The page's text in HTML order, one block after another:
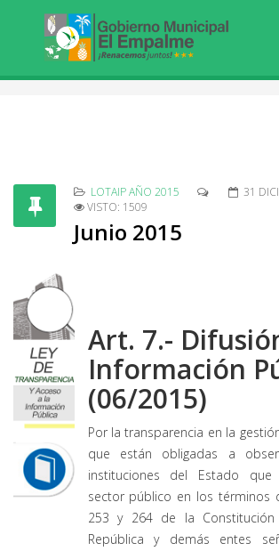
LOTAIP AÑO 2015
31
VISTO: 1509
Junio 2015
Art. 7.-
Información
(06/2015)
Por la transparencia en la
que están obligadas a
instituciones del Estado
sector público en los términos
253 y 264 de la
República y demás entes